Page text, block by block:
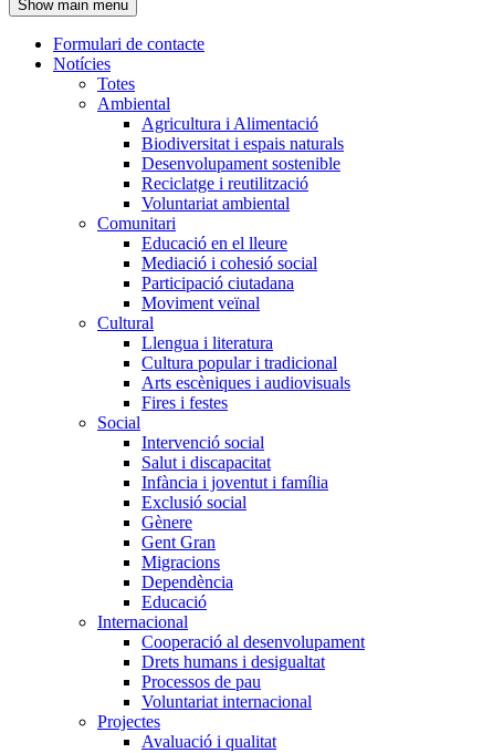
l'encapçalament
Show main menu
Navegació
principal
Formulari de contacte
Notícies
Totes
Ambiental
Agricultura i Alimentació
Biodiversitat i espais naturals
Desenvolupament sostenible
Reciclatge i reutilització
Voluntariat ambiental
Comunitari
Educació en el lleure
Mediació i cohesió social
Participació ciutadana
Moviment veïnal
Cultural
Llengua i literatura
Cultura popular i tradicional
Arts escèniques i audiovisuals
Fires i festes
Social
Intervenció social
Salut i discapacitat
Infància i joventut i família
Exclusió social
Gènere
Gent Gran
Migracions
Dependència
Educació
Internacional
Cooperació al desenvolupament
Drets humans i desigualtat
Processos de pau
Voluntariat internacional
Projectes
Avaluació i qualitat